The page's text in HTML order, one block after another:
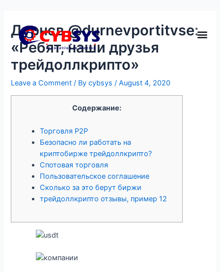
Дурнєв @durnevportitvse:
«Ребят, наши друзья
трейдоллкрипто»
Leave a Comment / Bycybsys/August 4, 2020
Содержание:
Торговля P2P
Безопасно ли работать на
криптобирже трейдоллкрипто?
Спотовая торговля
Пользовательское соглашение
Сколько за это берут биржи
трейдоллкрипто отзывы, пример 12